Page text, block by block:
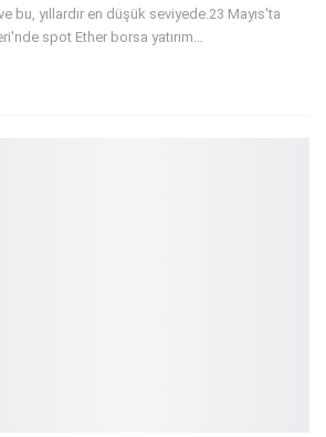
bu, yıllardır en düşük seviyede.23 Mayıs'ta
spot Ether borsa yatırım